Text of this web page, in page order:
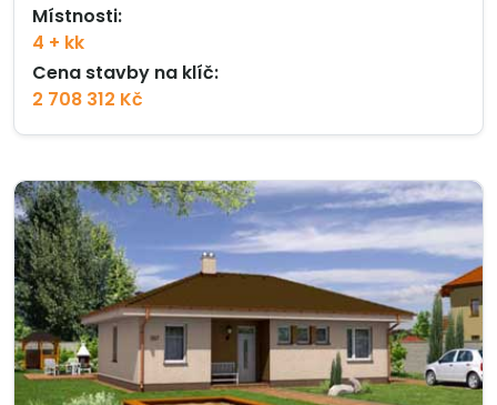
Místnosti:
4 + kk
Cena stavby na klíč:
2 708 312 Kč